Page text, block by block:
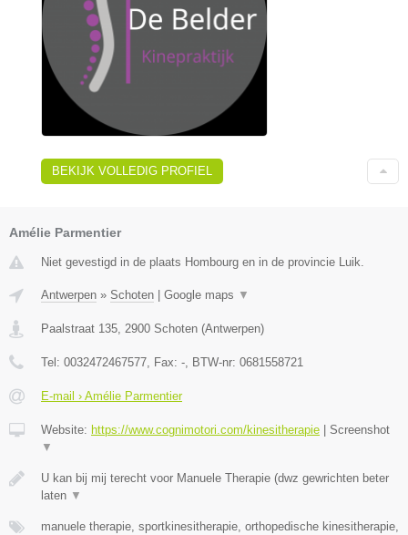
BEKIJK VOLLEDIG PROFIEL
Amélie Parmentier
Niet gevestigd in de plaats Hombourg en in de provincie Luik.
Antwerpen » Schoten Google maps ▼
Paalstraat 135, 2900 Schoten (Antwerpen)
Tel: 0032472467577, Fax: -, BTW-nr: 0681558721
E-mail › Amélie Parmentier
Website: https://www.cognimotori.com/kinesitherapie
Screenshot
▼
U kan bij mij terecht voor Manuele Therapie (dwz gewrichten beter
laten ▼
manuele therapie, sportkinesitherapie, orthopedische kinesitherapie,